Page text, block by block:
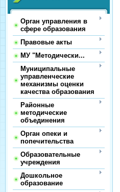
Орган управления в
сфере образования
Правовые акты
МУ "Методически...
Муниципальные
управленческие
механизмы оценки
качества образования
Районные
методические
объединения
Орган опеки и
попечительства
Образовательные
учреждения
Дошкольное
образование